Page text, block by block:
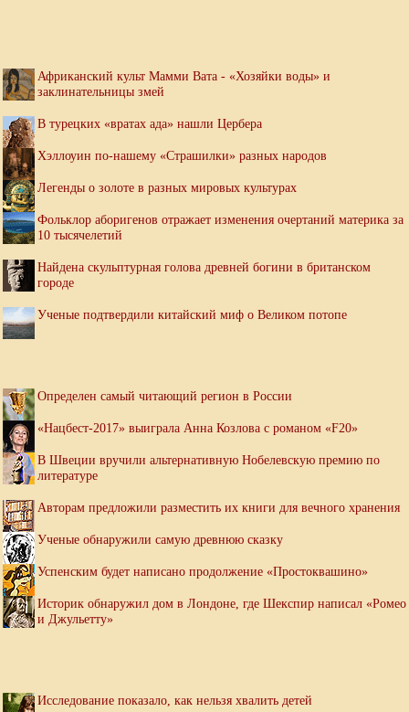
Африканский культ Мамми Вата - «Хозяйки воды» и
заклинательницы змей
В турецких «вратах ада» нашли Цербера
Хэллоуин по-нашему «Страшилки» разных народов
Легенды о золоте в разных мировых культурах
Фольклор аборигенов отражает изменения очертаний материка за
10 тысячелетий
Найдена скульптурная голова древней богини в британском
городе
Ученые подтвердили китайский миф о Великом потопе
Определен самый читающий регион в России
«Нацбест-2017» выиграла Анна Козлова с романом «F20»
В Швеции вручили альтернативную Нобелевскую премию по
литературе
Авторам предложили разместить их книги для вечного хранения
Ученые обнаружили самую древнюю сказку
Успенским будет написано продолжение «Простоквашино»
Историк обнаружил дом в Лондоне, где Шекспир написал «Ромео
и Джульетту»
Исследование показало, как нельзя хвалить детей